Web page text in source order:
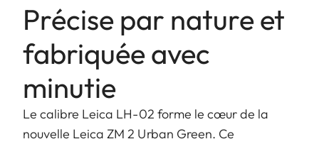
Précise par nature et
fabriquée avec
minutie
Le calibre Leica LH-02 forme le cœur de la
nouvelle Leica ZM 2 Urban Green. Ce